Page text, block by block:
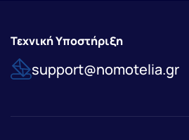
Τεχνική Υποστήριξη
support@nomotelia.gr